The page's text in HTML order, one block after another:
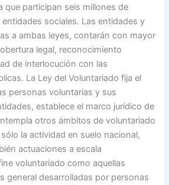
que participan seis millones de
sociales. Las entidades y
a ambas leyes, contarán con mayor
legal, reconocimiento
de interlocución con las
La Ley del Voluntariado fija el
personas voluntarias y sus
establece el marco jurídico de
otros ámbitos de voluntariado
la actividad en suelo nacional,
actuaciones a escala
voluntariado como aquellas
general desarrolladas por personas